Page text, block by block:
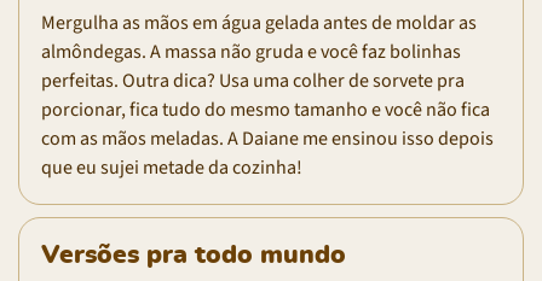
Mergulha as mãos em água gelada antes de moldar as
almôndegas. A massa não gruda e você faz bolinhas
perfeitas. Outra dica? Usa uma colher de sorvete pra
porcionar, fica tudo do mesmo tamanho e você não fica
com as mãos meladas. A Daiane me ensinou isso depois
que eu sujei metade da cozinha!
Versões pra todo mundo